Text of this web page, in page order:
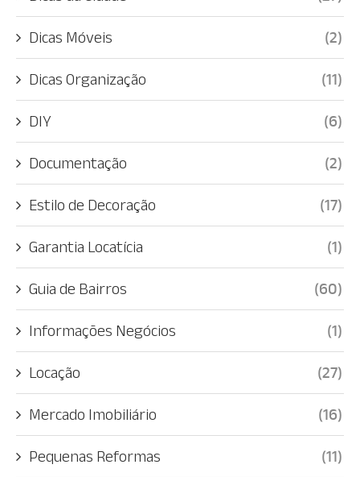
Dicas Móveis (2)
Dicas Organização (11)
DIY (6)
Documentação (2)
Estilo de Decoração (17)
Garantia Locatícia (1)
Guia de Bairros (60)
Informações Negócios (1)
Locação (27)
Mercado Imobiliário (16)
Pequenas Reformas (11)